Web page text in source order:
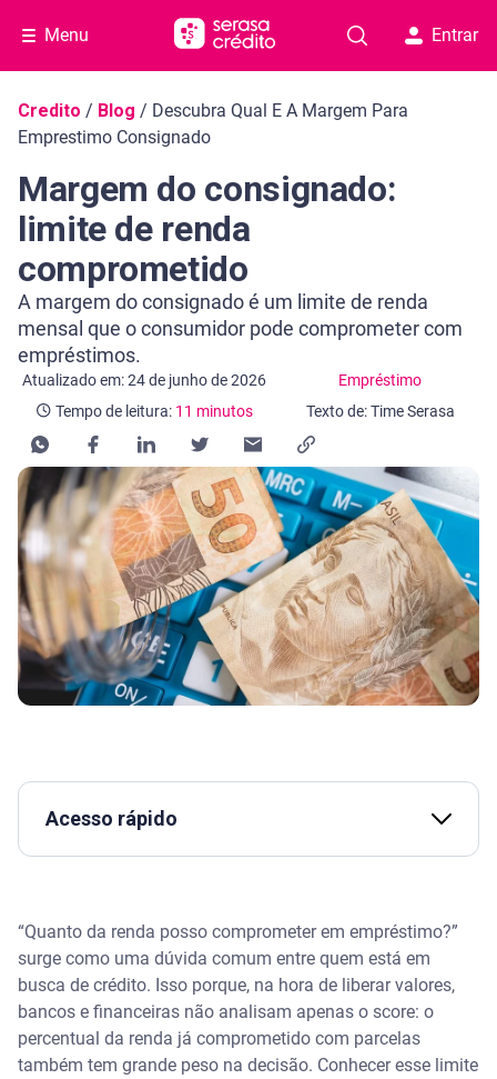
Menu Entrar
Navegação do blog
Credito / Blog / Descubra Qual E A Margem Para
Emprestimo Consignado
Margem do consignado:
limite de renda
comprometido
A margem do consignado é um limite de renda
mensal que o consumidor pode comprometer com
empréstimos.
Atualizado em: 24 de junho de 2026 Empréstimo
Categoria Empréstimo
Tempo de leitura: 11 minutos
Tempo de leitura: 11 minutos
Texto de: Time Serasa
Acesso rápido
Empréstimos em geral
Empréstimo consignado
O que é e como funciona a margem do consignado
“Quanto da renda posso comprometer em empréstimo?”
surge como uma dúvida comum entre quem está em
busca de crédito. Isso porque, na hora de liberar valores,
bancos e financeiras não analisam apenas o score: o
percentual da renda já comprometido com parcelas
também tem grande peso na decisão. Conhecer esse limite